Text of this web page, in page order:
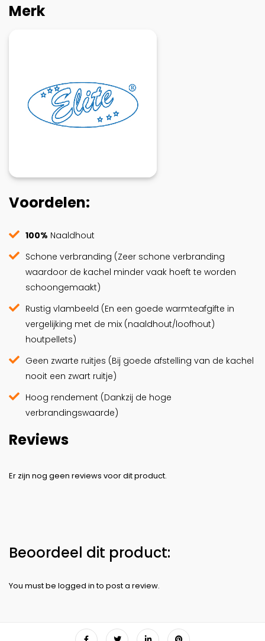
Merk
Voordelen:
100% Naaldhout
Schone verbranding (Zeer schone verbranding
waardoor de kachel minder vaak hoeft te worden
schoongemaakt)
Rustig vlambeeld (En een goede warmteafgifte in
vergelijking met de mix (naaldhout/loofhout)
houtpellets)
Geen zwarte ruitjes (Bij goede afstelling van de kachel
nooit een zwart ruitje)
Hoog rendement (Dankzij de hoge
verbrandingswaarde)
Reviews
You must be logged into post a review.